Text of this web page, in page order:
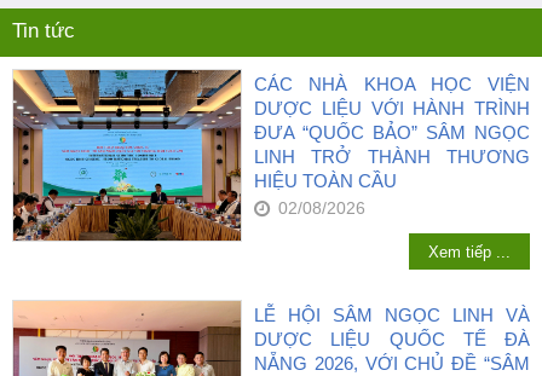
Tin tức
CÁC NHÀ KHOA HỌC VIỆN
DƯỢC LIỆU VỚI HÀNH TRÌNH
ĐƯA “QUỐC BẢO” SÂM NGỌC
LINH TRỞ THÀNH THƯƠNG
HIỆU TOÀN CẦU
02/08/2026
Xem tiếp ...
LỄ HỘI SÂM NGỌC LINH VÀ
DƯỢC LIỆU QUỐC TẾ ĐÀ
NẴNG 2026, VỚI CHỦ ĐỀ “SÂM